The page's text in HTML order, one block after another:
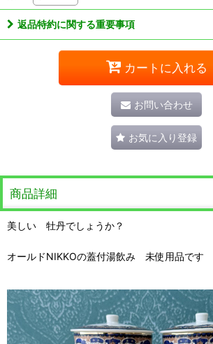
返品特約に関する重要事項
カートに入れる
お問い合わせ
お気に入り登録
商品詳細
美しい 牡丹でしょうか？
オールドNIKKOの蓋付湯飲み 未使用品です